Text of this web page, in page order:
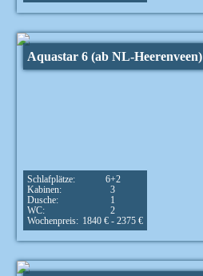
Aquastar 6 (ab NL-Heerenveen)
Schlafplätze:
6+2
Kabinen:
3
Dusche:
1
WC:
2
Wochenpreis: 1840 € - 2375 €